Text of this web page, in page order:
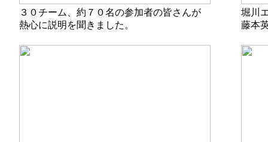
３０チーム、約７０名の参加者の皆さんが
熱心に説明を聞きました。
堀川
藤本